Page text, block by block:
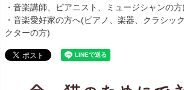
・音楽講師、ピアニスト、ミュージシャンの方
・音楽愛好家の方へ(ピアノ、楽器、クラシッ
クターの方)